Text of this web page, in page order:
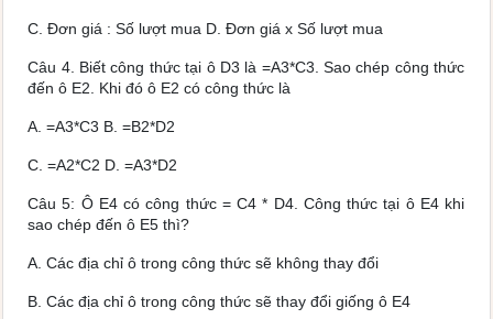
C. Đơn giá : Số lượt mua D. Đơn giá x Số lượt mua
Câu 4. Biết công thức tại ô D3 là =A3*C3. Sao chép công thức
đến ô E2. Khi đó ô E2 có công thức là
A. =A3*C3 B. =B2*D2
C. =A2*C2 D. =A3*D2
Câu 5: Ô E4 có công thức = C4 * D4. Công thức tại ô E4 khi
sao chép đến ô E5 thì?
A. Các địa chỉ ô trong công thức sẽ không thay đổi
B. Các địa chỉ ô trong công thức sẽ thay đổi giống ô E4